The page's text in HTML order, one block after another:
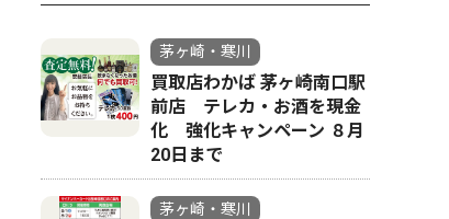
茅ヶ崎・寒川
買取店わかば 茅ヶ崎南口駅
前店 テレカ・お酒を現金
化 強化キャンペーン ８月
20日まで
茅ヶ崎・寒川